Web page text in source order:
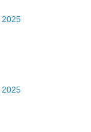
2025
2025